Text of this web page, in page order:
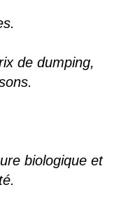
de dumping,
biologique et